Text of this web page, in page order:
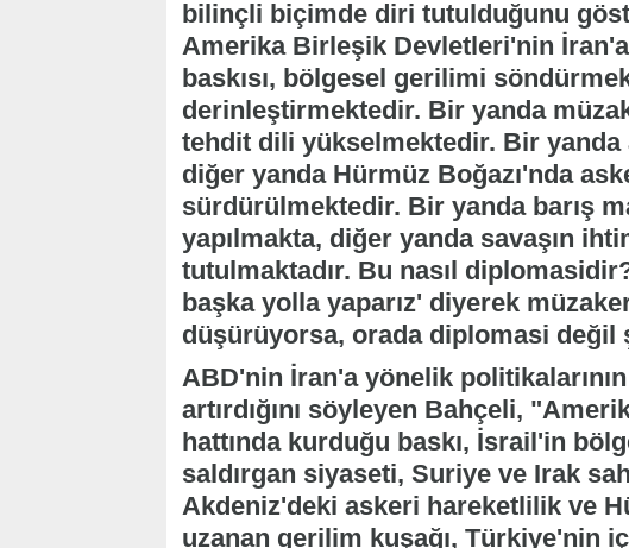
bilinçli biçimde diri tutulduğunu
Amerika Birleşik Devletleri'nin
baskısı, bölgesel gerilimi
derinleştirmektedir. Bir yanda
tehdit dili yükselmektedir. Bir yanda
diğer yanda Hürmüz Boğazı'nda
sürdürülmektedir. Bir yanda barış
yapılmakta, diğer yanda savaşın
tutulmaktadır. Bu nasıl
başka yolla yaparız' diyerek
düşürüyorsa, orada diplomasi değil
ABD'nin İran'a yönelik
artırdığını söyleyen Bahçeli,
hattında kurduğu baskı, İsrail'in
saldırgan siyaseti, Suriye ve Irak
Akdeniz'deki askeri hareketlilik ve
uzanan gerilim kuşağı, Türkiye'nin